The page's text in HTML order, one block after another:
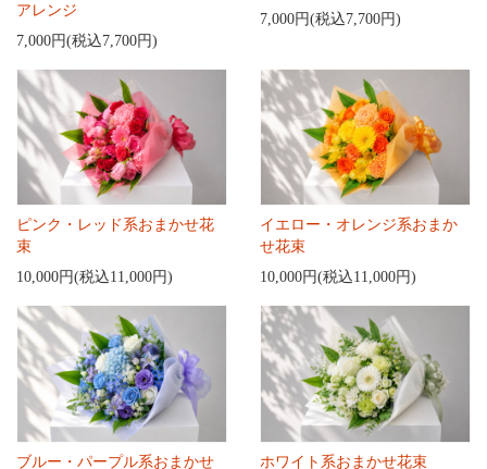
アレンジ
7,000円(税込7,700円)
7,000円(税込7,700円)
ピンク・レッド系おまかせ花
束
10,000円(税込11,000円)
イエロー・オレンジ系おまか
せ花束
10,000円(税込11,000円)
ブルー・パープル系おまかせ
ホワイト系おまかせ花束